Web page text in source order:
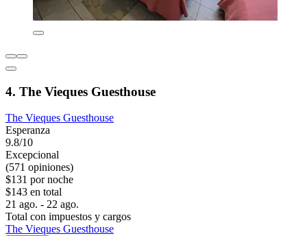
4. The Vieques Guesthouse
The Vieques Guesthouse
Esperanza
9.8/10
Excepcional
(571 opiniones)
$131 por noche
$143 en total
21 ago. - 22 ago.
Total con impuestos y cargos
The Vieques Guesthouse